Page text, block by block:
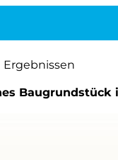
Baugrundstück